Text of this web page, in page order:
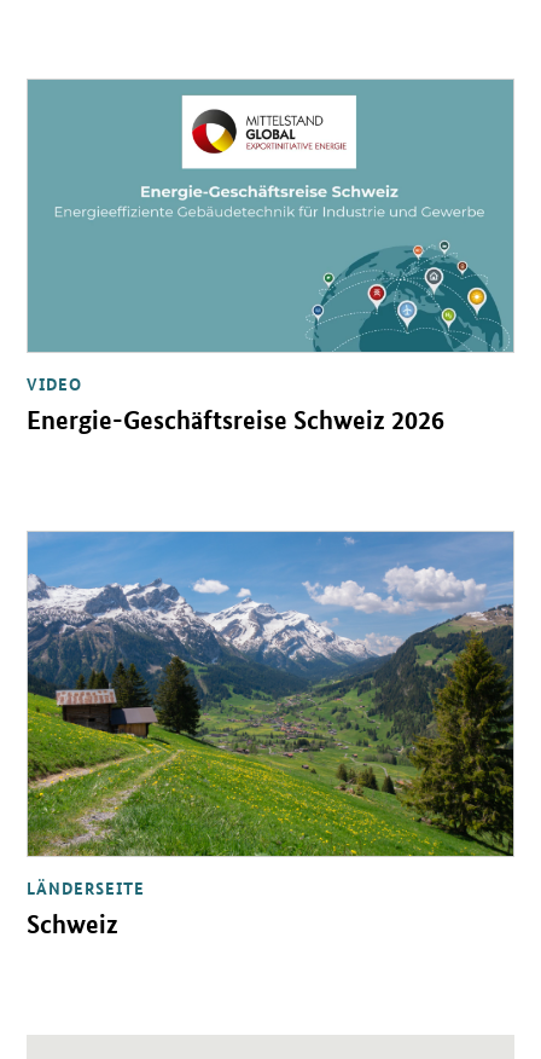
VIDEO
Energie-Geschäftsreise Schweiz 2026
LÄNDERSEITE
Schweiz
Öffnet Einzelsicht